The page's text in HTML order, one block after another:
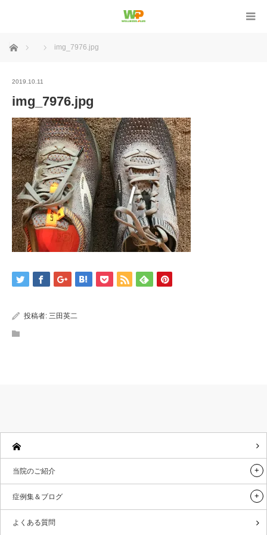
ホーム img_7976.jpg
2019.10.11
img_7976.jpg
投稿者: 三田英二
当院のご紹介
症例集＆ブログ
よくある質問